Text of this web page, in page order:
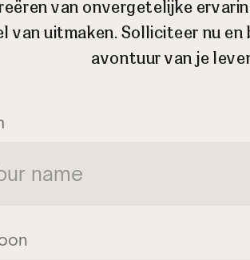
van onvergetelijke
van uitmaken. Solliciteer nu
avontuur van je